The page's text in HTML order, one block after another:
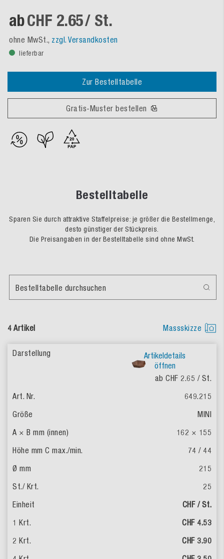
abCHF 2.65/ St.
ohne MwSt., zzgl. Versandkosten
lieferbar
Zur Bestelltabelle
Gratis-Muster bestellen
Bestelltabelle
Sparen Sie durch attraktive Staffelpreise: je größer die Bestellmenge,
desto günstiger der Stückpreis.
Die Preisangaben in der Bestelltabelle sind ohne MwSt.
4 Artikel Massskizze
Bestelltabelle durchsuchen
Artikeldetails
öffnen
ab CHF 2.65 / St.
649.215
MINI
162 × 155
74 / 44
215
25
CHF / St.
CHF 4.53
CHF 3.90